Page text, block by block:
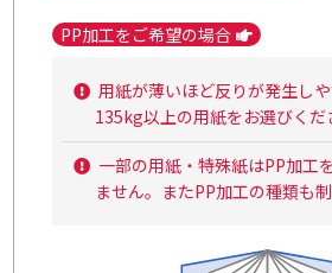
PP加工をご希望の場合
用紙が薄いほど反りが発生し
135kg以上の用紙をお選びくだ
一部の用紙・特殊紙はPP加工
ません。またPP加工の種類も制